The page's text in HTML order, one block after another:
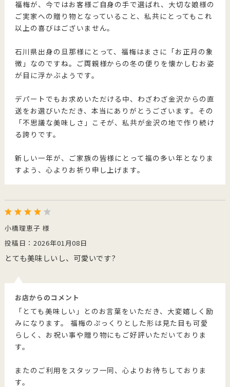
福梅が、今ではお客様ご自身の手で選ばれ、大切な娘様の
ご実家への贈り物となっていること、私共にとってもこれ
以上の喜びはございません。
石川県出身の旦那様にとって、福梅はまさに「お正月の象
徴」なのですね。ご両親様からの冬の便りを懐かしむお姿
が目に浮かぶようです。
デパートでもお求めいただける中、わざわざ金沢からの直
送をお選びいただき、本当にありがとうございます。その
「不思議な美味しさ」こそが、私共が金沢の地で作り続け
る誇りです。
新しい一年が、ご家族の皆様にとって福の多い年となりま
すよう、心よりお祈り申し上げます。
小橋理恵子 様
投稿日：2026年01月08日
とても美味しいし、可愛いです?
お店からのコメント
「とても美味しい」とのお言葉をいただき、大変嬉しく励
みになります。 福梅のぷっくりとした形は見た目も可愛
らしく、お祝い事や贈り物にもご好評いただいておりま
す。
またのご利用をスタッフ一同、心よりお待ちしておりま
す。